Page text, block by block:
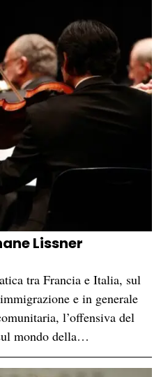
Lissner
tra Francia e Italia, sul
e in generale
l’offensiva del
mondo della…